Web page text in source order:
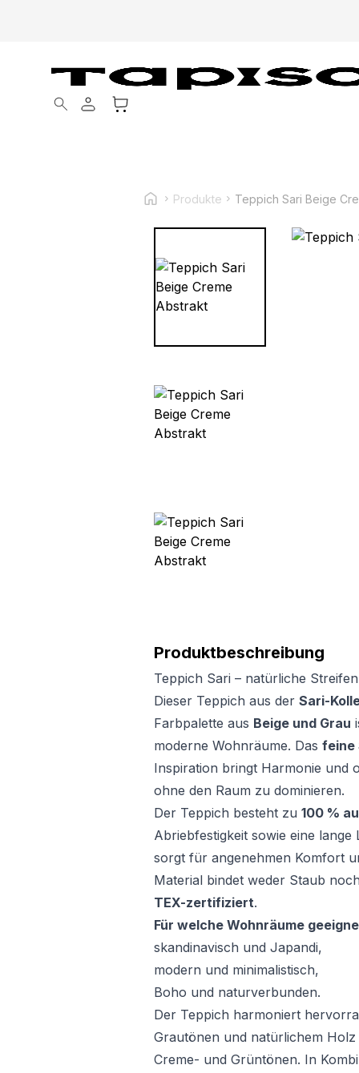
Products search
Produkte Teppich Sari Beige
Produktbeschreibung
Teppich Sari – natürliche
Dieser Teppich aus der Sari-
Farbpalette aus Beige und Grau
moderne Wohnräume. Das feine
Inspiration bringt Harmonie und
ohne den Raum zu dominieren.
Der Teppich besteht zu 100 %
Abriebfestigkeit sowie eine lange
sorgt für angenehmen Komfort
Material bindet weder Staub
TEX-zertifiziert.
Für welche Wohnräume
skandinavisch und Japandi,
modern und minimalistisch,
Boho und naturverbunden.
Der Teppich harmoniert
Grautönen und natürlichem
Creme- und Grüntönen. In